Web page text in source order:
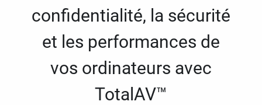
confidentialité, la sécurité
et les performances de
vos ordinateurs avec
TotalAV™